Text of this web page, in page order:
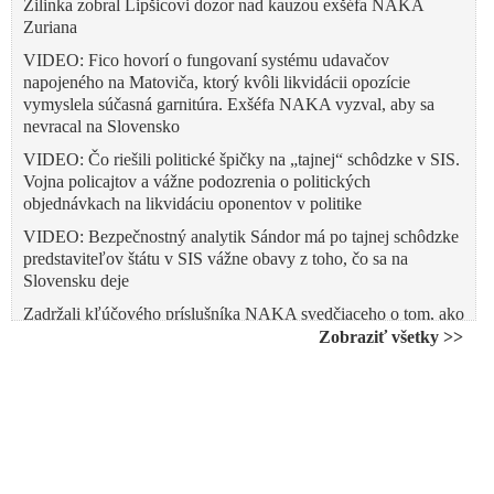
Žilinka zobral Lipšicovi dozor nad kauzou exšéfa NAKA
Zuriana
VIDEO: Fico hovorí o fungovaní systému udavačov
napojeného na Matoviča, ktorý kvôli likvidácii opozície
vymyslela súčasná garnitúra. Exšéfa NAKA vyzval, aby sa
nevracal na Slovensko
VIDEO: Čo riešili politické špičky na „tajnej“ schôdzke v SIS.
Vojna policajtov a vážne podozrenia o politických
objednávkach na likvidáciu oponentov v politike
VIDEO: Bezpečnostný analytik Sándor má po tajnej schôdzke
predstaviteľov štátu v SIS vážne obavy z toho, čo sa na
Slovensku deje
Zadržali kľúčového príslušníka NAKA svedčiaceho o tom, ako
samotní vyšetrovovatelia manipulujú výpovede kajúcnikov
Zobraziť všetky >>